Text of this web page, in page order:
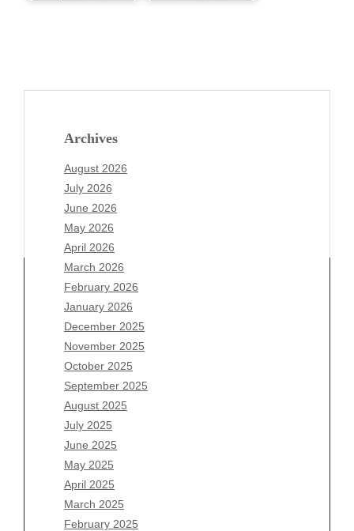
Archives
August 2026
July 2026
June 2026
May 2026
April 2026
March 2026
February 2026
January 2026
December 2025
November 2025
October 2025
September 2025
August 2025
July 2025
June 2025
May 2025
April 2025
March 2025
February 2025
Archives
August 2026
July 2026
June 2026
May 2026
April 2026
March 2026
February 2026
January 2026
December 2025